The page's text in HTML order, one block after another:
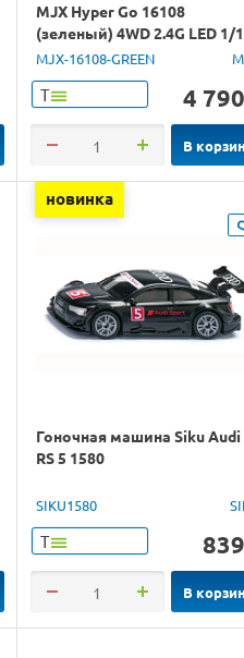
MJX Hyper Go 16108
(зеленый) 4WD 2.4G LED 1/
RTR
MJX-16108-GREEN
Т 4 790
В
новинка
Гоночная машина Siku Audi
RS 5 1580
SIKU1580
Т 839
В